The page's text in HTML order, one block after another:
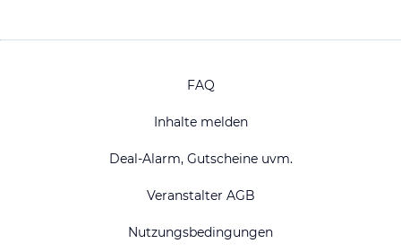
FAQ
Inhalte melden
Deal-Alarm, Gutscheine uvm.
Veranstalter AGB
Nutzungsbedingungen